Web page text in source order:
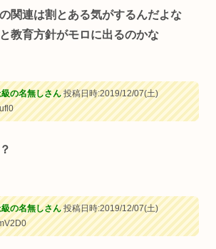
関連は割とある気がするんだよな
教育方針がモロに出るのかな
の名無しさん投稿日時:2019/12/07(土)
の名無しさん投稿日時:2019/12/07(土)